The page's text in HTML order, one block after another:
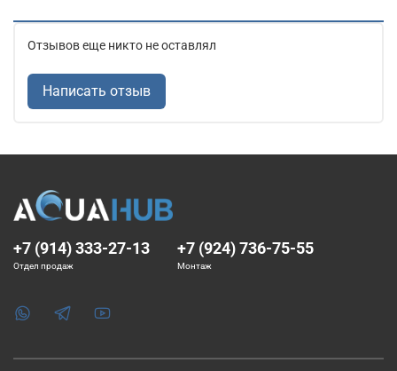
Отзывов еще никто не оставлял
Написать отзыв
+7 (914) 333-27-13
Отдел продаж
+7 (924) 736-75-55
Монтаж